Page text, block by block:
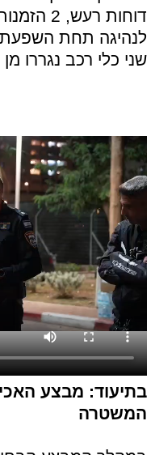
לנהיגה תחת השפעת
שני כלי רכב נגררו
בתיעוד: מבצע
המשטרה